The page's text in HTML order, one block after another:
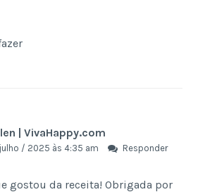
| VivaHappy.com
/ 2025 às 4:35 am Responder
gostou da receita! Obrigada por